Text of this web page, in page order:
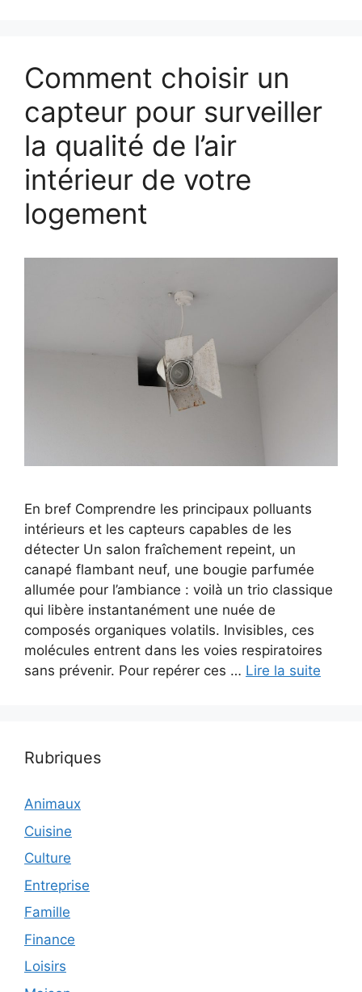
Comment choisir un
capteur pour surveiller
la qualité de l’air
intérieur de votre
logement
En bref Comprendre les principaux polluants
intérieurs et les capteurs capables de les
détecter Un salon fraîchement repeint, un
canapé flambant neuf, une bougie parfumée
allumée pour l’ambiance : voilà un trio classique
qui libère instantanément une nuée de
composés organiques volatils. Invisibles, ces
molécules entrent dans les voies respiratoires
sans prévenir. Pour repérer ces … Lire la suite
Rubriques
Animaux
Cuisine
Culture
Entreprise
Famille
Finance
Loisirs